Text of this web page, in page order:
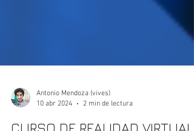
Antonio Mendoza (vives)